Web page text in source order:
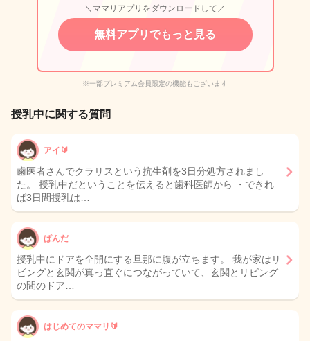
＼ママリアプリをダウンロードして／
無料アプリでもっと見る
※一部プレミアム会員限定の機能もございます
授乳中に関する質問
アイ🔰
歯医者さんでクラリスという抗生剤を3日分処方されまし
た。 授乳中だということを伝えると歯科医師から ・できれ
ば3日間授乳は…
ぱんだ
授乳中にドアを全開にする旦那に腹が立ちます。 我が家はリ
ビングと玄関が真っ直ぐにつながっていて、玄関とリビング
の間のドア…
はじめてのママリ🔰